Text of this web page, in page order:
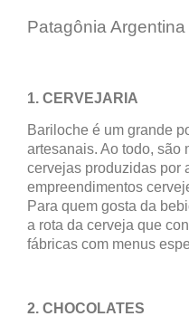
Patagônia Argentina
1. CERVEJARIA
Bariloche é um grande
artesanais. Ao todo, são
cervejas produzidas por
empreendimentos
Para quem gosta da
a rota da cerveja que
fábricas com menus
2. CHOCOLATES